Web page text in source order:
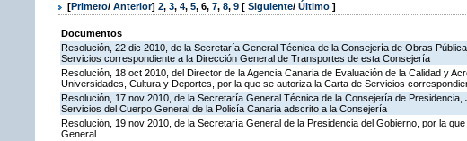
[Primero/ Anterior] 2, 3, 4, 5, 6, 7, 8, 9 [ Siguiente/ Último ]
Documentos
Resolución, 22 dic 2010, de la Secretaría General Técnica de la Consejería de Obras
Servicios correspondiente a la Dirección General de Transportes de esta Consejería
Resolución, 18 oct 2010, del Director de la Agencia Canaria de Evaluación de la Calidad y
Universidades, Cultura y Deportes, por la que se autoriza la Carta de Servicios
Resolución, 17 nov 2010, de la Secretaría General Técnica de la Consejería de
Servicios del Cuerpo General de la Policía Canaria adscrito a la Consejería
Resolución, 19 nov 2010, de la Secretaría General de la Presidencia del Gobierno, por la
General